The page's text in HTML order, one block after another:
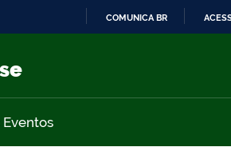
COMUNICA BR